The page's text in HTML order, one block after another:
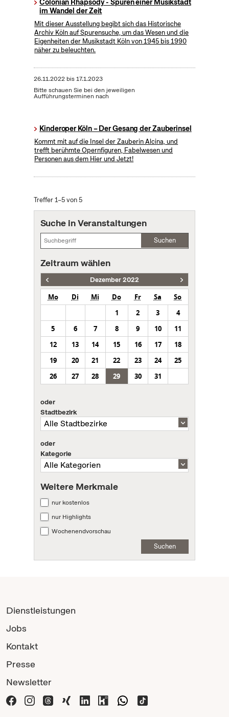
Colonian Rhapsody - Spuren einer Musikstadt
im Wandel der Zeit
Mit dieser Ausstellung begibt sich das Historische
Archiv Köln auf Spurensuche, um das Wesen und die
Eigenheiten der Musikstadt Köln von 1945 bis 1990
näher zu beleuchten.
26.11.2022bis17.1.2023
Bitte schauen Sie bei den jeweiligen
Aufführungsterminen nach
Kinderoper Köln – Der Gesang der Zauberinsel
Kommt mit auf die Insel der Zauberin Alcina, und
trefft berühmte Opernfiguren, Fabelwesen und
Personen aus dem Hier und Jetzt!
Treffer 1–5 von 5
Suche in Veranstaltungen
Suchen
Zeitraum wählen
Dezember 2022
Mo Di Mi Do Fr Sa
So
1
2 3
4
5
6 7 8 9 10
11
12
13 14 15 16 17
18
19
20 21 22 23 24
25
26
27 28 29 30 31
oder
Stadtbezirk
oder
Kategorie
Weitere Merkmale
nur kostenlos
nur Highlights
Wochenendvorschau
Suchen
Dienstleistungen
Jobs
Kontakt
Presse
Newsletter